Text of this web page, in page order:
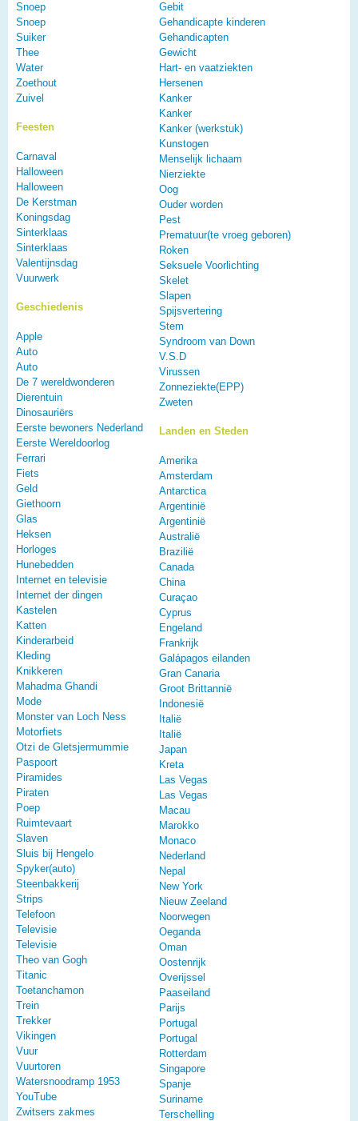
Snoep
Snoep
Suiker
Thee
Water
Zoethout
Zuivel
Feesten
Carnaval
Halloween
Halloween
De Kerstman
Koningsdag
Sinterklaas
Sinterklaas
Valentijnsdag
Vuurwerk
Geschiedenis
Apple
Auto
Auto
De 7 wereldwonderen
Dierentuin
Dinosauriërs
Eerste bewoners Nederland
Eerste Wereldoorlog
Ferrari
Fiets
Geld
Giethoorn
Glas
Heksen
Horloges
Hunebedden
Internet en televisie
Internet der dingen
Kastelen
Katten
Kinderarbeid
Kleding
Knikkeren
Mahadma Ghandi
Mode
Monster van Loch Ness
Motorfiets
Otzi de Gletsjermummie
Paspoort
Piramides
Piraten
Poep
Ruimtevaart
Slaven
Sluis bij Hengelo
Spyker(auto)
Steenbakkerij
Strips
Telefoon
Televisie
Televisie
Theo van Gogh
Titanic
Toetanchamon
Trein
Trekker
Vikingen
Vuur
Vuurtoren
Watersnoodramp 1953
YouTube
Zwitsers zakmes
Gebit
Gehandicapte kinderen
Gehandicapten
Gewicht
Hart- en vaatziekten
Hersenen
Kanker
Kanker
Kanker (werkstuk)
Kunstogen
Menselijk lichaam
Nierziekte
Oog
Ouder worden
Pest
Prematuur(te vroeg geboren)
Roken
Seksuele Voorlichting
Skelet
Slapen
Spijsvertering
Stem
Syndroom van Down
V.S.D
Virussen
Zonneziekte(EPP)
Zweten
Landen en Steden
Amerika
Amsterdam
Antarctica
Argentinië
Argentinië
Australië
Brazilië
Canada
China
Curaçao
Cyprus
Engeland
Frankrijk
Galápagos eilanden
Gran Canaria
Groot Brittannië
Indonesië
Italië
Italië
Japan
Kreta
Las Vegas
Las Vegas
Macau
Marokko
Monaco
Nederland
Nepal
New York
Nieuw Zeeland
Noorwegen
Oeganda
Oman
Oostenrijk
Overijssel
Paaseiland
Parijs
Portugal
Portugal
Rotterdam
Singapore
Spanje
Suriname
Terschelling